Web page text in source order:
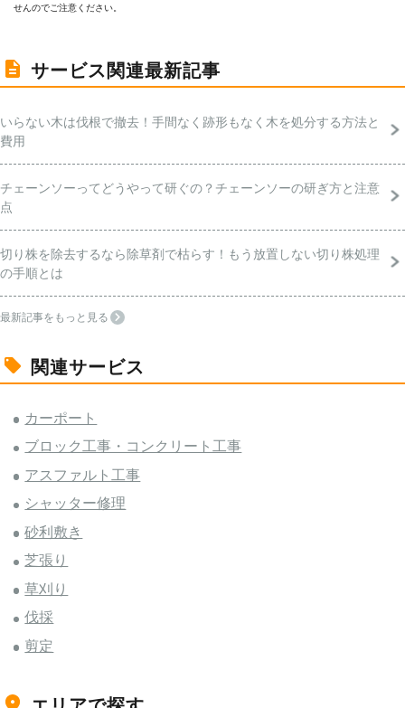
せんのでご注意ください。
サービス関連最新記事
いらない木は伐根で撤去！手間なく跡形もなく木を処分する方法と
費用
チェーンソーってどうやって研ぐの？チェーンソーの研ぎ方と注意
点
切り株を除去するなら除草剤で枯らす！もう放置しない切り株処理
の手順とは
最新記事をもっと見る
関連サービス
カーポート
ブロック工事・コンクリート工事
アスファルト工事
シャッター修理
砂利敷き
芝張り
草刈り
伐採
剪定